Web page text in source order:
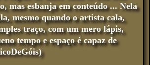
mas esbanja em conteúdo ... Nela
mesmo quando o artista cala,
traço, com um mero lápis,
tempo e espaço é capaz de